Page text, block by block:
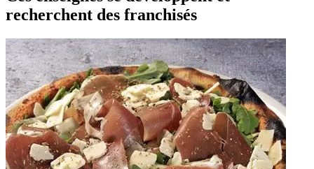
recherchent des franchisés